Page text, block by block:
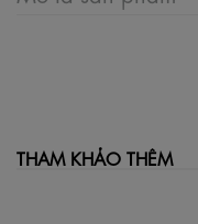
THAM KHẢO THÊM